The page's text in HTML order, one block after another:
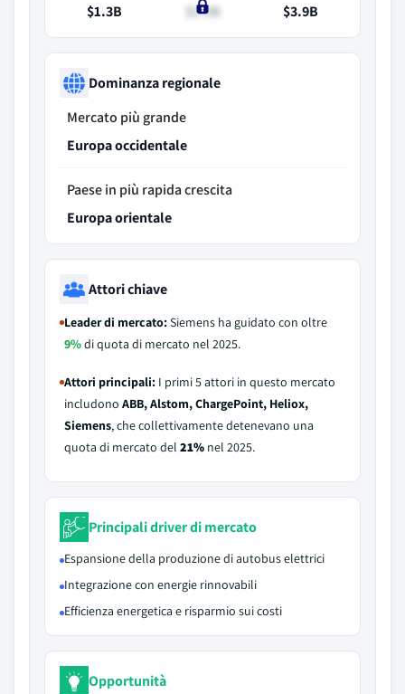
$1.3B
$1.5B
$3.9B
Dominanza regionale
Mercato più grande
Europa occidentale
Paese in più rapida crescita
Europa orientale
Attori chiave
Leader di mercato:Siemens ha guidato con oltre
9%di quota di mercato nel 2025.
Attori principali: I primi 5 attori in questo mercato
includono ABB, Alstom, ChargePoint, Heliox,
Siemens, che collettivamente detenevano una
quota di mercato del 21% nel 2025.
Principali driver di mercato
Espansione della produzione di autobus elettrici
Integrazione con energie rinnovabili
Efficienza energetica e risparmio sui costi
Opportunità